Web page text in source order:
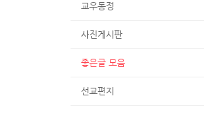
교우동정
사진게시판
좋은글 모음
선교편지